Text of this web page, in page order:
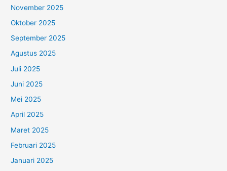
November 2025
Oktober 2025
September 2025
Agustus 2025
Juli 2025
Juni 2025
Mei 2025
April 2025
Maret 2025
Februari 2025
Januari 2025